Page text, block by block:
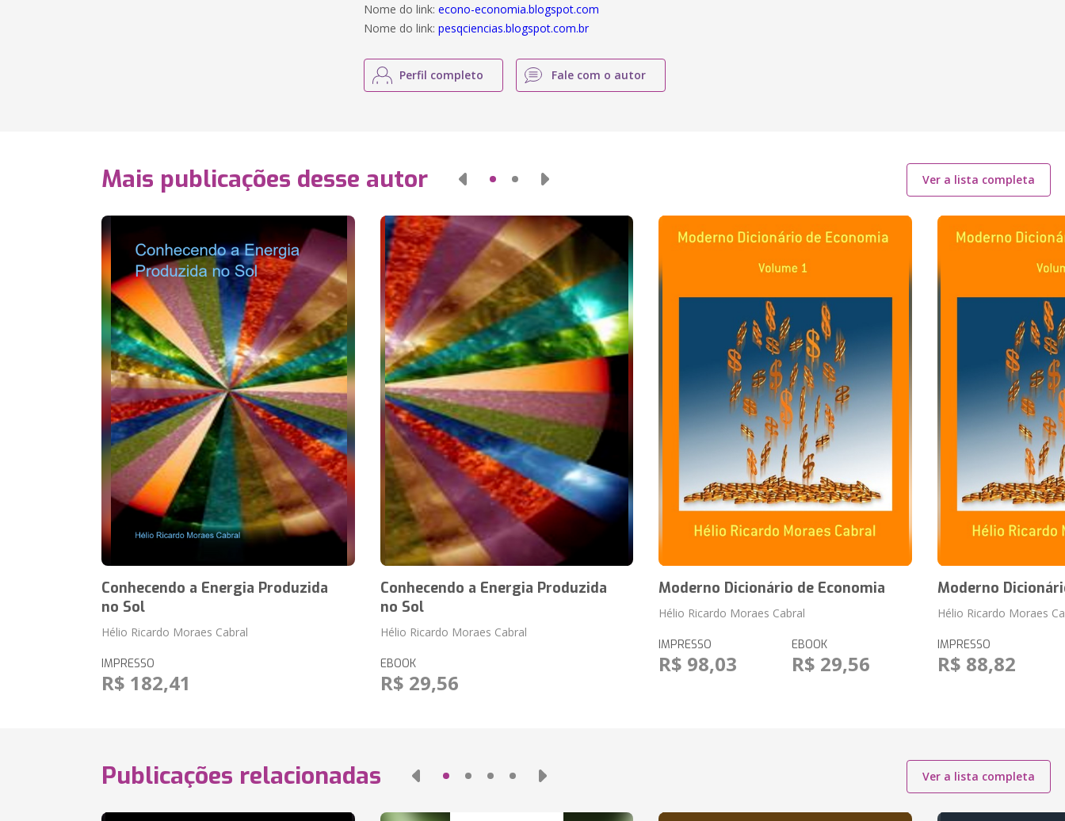
Nome do link:econo-economia.blogspot.com
Nome do link:pesqciencias.blogspot.com.br
Perfil completo Fale com o autor
Mais publicações desse autor Ver a lista completa
Conhecendo a Energia Produzida
no Sol
Hélio Ricardo Moraes Cabral
IMPRESSO
R$ 182,41
Conhecendo a Energia Produzida
no Sol
Hélio Ricardo Moraes Cabral
EBOOK
R$ 29,56
Moderno Dicionário de Economia
Hélio Ricardo Moraes Cabral
IMPRESSO
R$ 98,03
EBOOK
R$ 29,56
Moderno
Hélio Ricardo Moraes
IMPRESSO
R$ 88,82
Publicações relacionadas Ver a lista completa